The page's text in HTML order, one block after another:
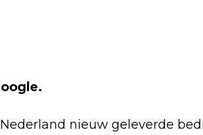
nieuw geleverde